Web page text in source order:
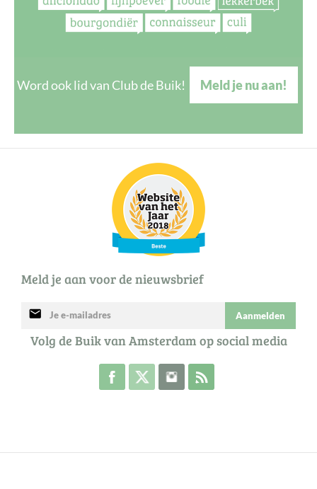
Word ook lid van Club de Buik! Meld je nu aan!
Meld je aan voor de nieuwsbrief
mail Aanmelden
Volg de Buik van Amsterdam op social media
Volg de Buik op Facebook
Volg de Buik op Twitter
Volg de Buik op Instagram